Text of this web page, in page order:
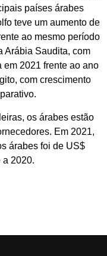
países árabes
teve um aumento de
ao mesmo período
Arábia Saudita, com
em 2021 frente ao ano
com crescimento
os árabes estão
Em 2021,
árabes foi de US$
a 2020.